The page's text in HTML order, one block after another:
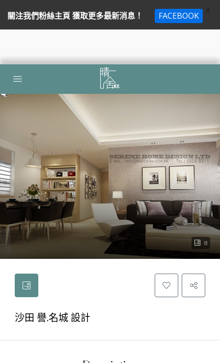
8
沙田 譽.名城 設計
關注我們粉絲主頁 獲取更多最新消息！ FACEBOOK
X